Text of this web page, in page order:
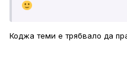
Коджа теми е трябвало да